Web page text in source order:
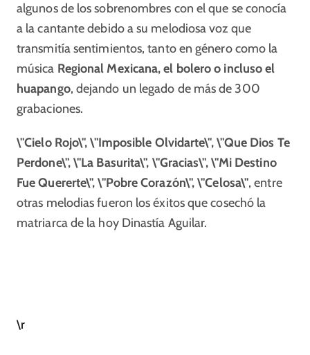
algunos de los sobrenombres con el que se conocía
a la cantante debido a su melodiosa voz que
transmitía sentimientos, tanto en género como la
música Regional Mexicana, el bolero o incluso el
huapango, dejando un legado de más de 300
grabaciones.
\"Cielo Rojo\", \"Imposible Olvidarte\", \"Que Dios Te
Perdone\", \"La Basurita\", \"Gracias\", \"Mi Destino
Fue Quererte\", \"Pobre Corazón\", \"Celosa\", entre
otras melodias fueron los éxitos que cosechó la
matriarca de la hoy Dinastía Aguilar.
\r